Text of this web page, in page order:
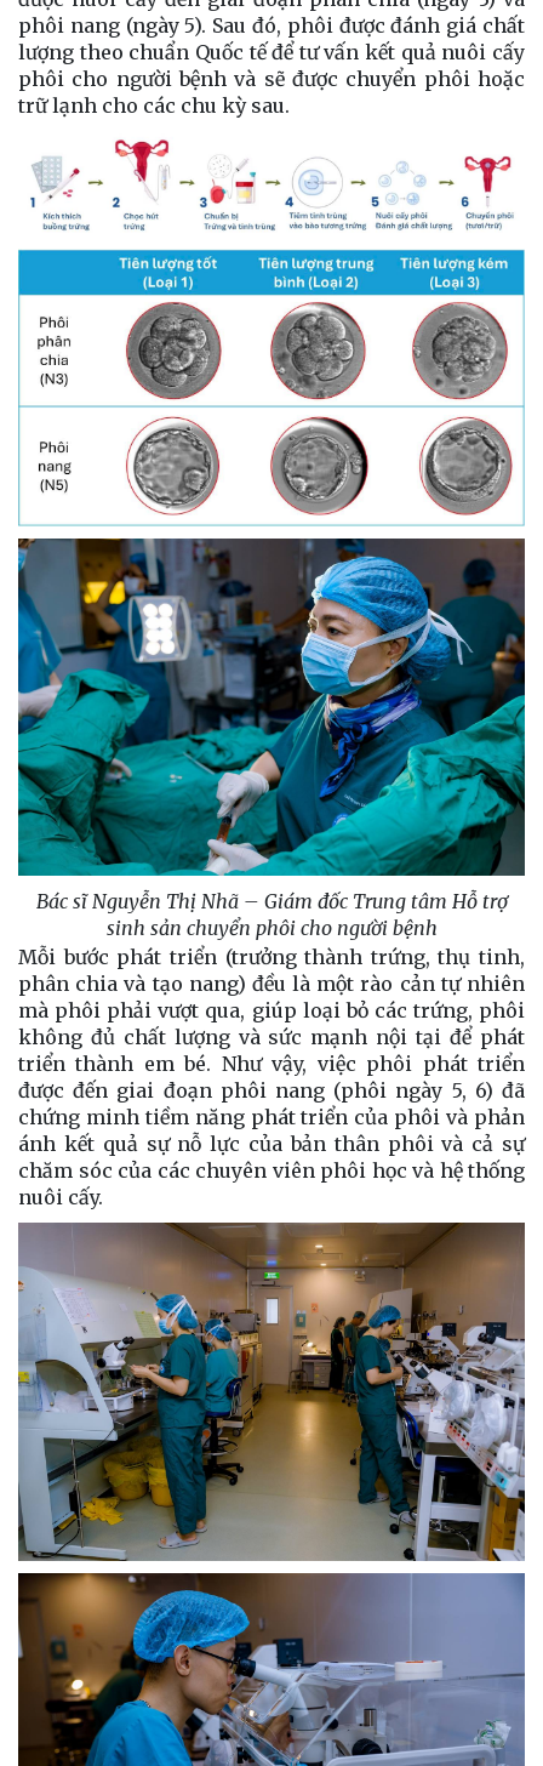
phôi nang (ngày 5). Sau đó, phôi được đánh giá chất
lượng theo chuẩn Quốc tế để tư vấn kết quả nuôi cấy
phôi cho người bệnh và sẽ được chuyển phôi hoặc
trữ lạnh cho các chu kỳ sau.
Bác sĩ Nguyễn Thị Nhã – Giám đốc Trung tâm Hỗ trợ
sinh sản chuyển phôi cho người bệnh
Mỗi bước phát triển (trưởng thành trứng, thụ tinh,
phân chia và tạo nang) đều là một rào cản tự nhiên
mà phôi phải vượt qua, giúp loại bỏ các trứng, phôi
không đủ chất lượng và sức mạnh nội tại để phát
triển thành em bé. Như vậy, việc phôi phát triển
được đến giai đoạn phôi nang (phôi ngày 5, 6) đã
chứng minh tiềm năng phát triển của phôi và phản
ánh kết quả sự nỗ lực của bản thân phôi và cả sự
chăm sóc của các chuyên viên phôi học và hệ thống
nuôi cấy.